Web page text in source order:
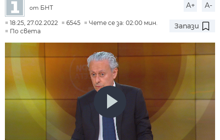
от БНТ A+ A-
18:25, 27.02.2022 6545
Чете се за: 02:00 мин.
По света
Запази